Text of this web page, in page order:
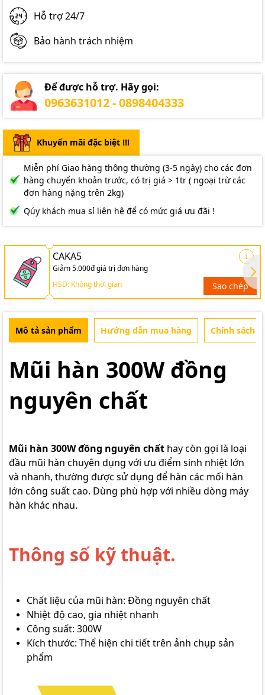
Hỗ trợ 24/7
Bảo hành trách nhiệm
Để được hỗ trợ. Hãy gọi:
0963631012 - 0898404333
Khuyến mãi đặc biệt !!!
Miễn phí Giao hàng thông thường (3-5 ngày) cho các đơn
hàng chuyển khoản trước, có trị giá > 1tr ( ngoại trừ các
đơn hàng nặng trên 2kg)
Qúy khách mua sỉ liên hệ để có mức giá ưu đãi !
CAKA5
Giảm 5.000đ giá trị đơn hàng
HSD: Không thời gian
Sao chép
Mô tả sản phẩm Hướng dẫn mua hàng Chính sách
Mũi hàn 300W đồng
nguyên chất
Mũi hàn 300W đồng nguyên chất hay còn gọi là loại
đầu mũi hàn chuyên dụng với ưu điểm sinh nhiệt lớn
và nhanh, thường được sử dụng để hàn các mối hàn
lớn công suất cao. Dùng phù hợp với nhiều dòng máy
hàn khác nhau.
Thông số kỹ thuật.
Chất liệu của mũi hàn: Đồng nguyên chất
Nhiệt độ cao, gia nhiệt nhanh
Công suất: 300W
Kích thước: Thể hiện chi tiết trên ảnh chụp sản
phẩm